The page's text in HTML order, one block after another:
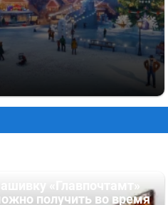
«Главпочтамт»
получить во время